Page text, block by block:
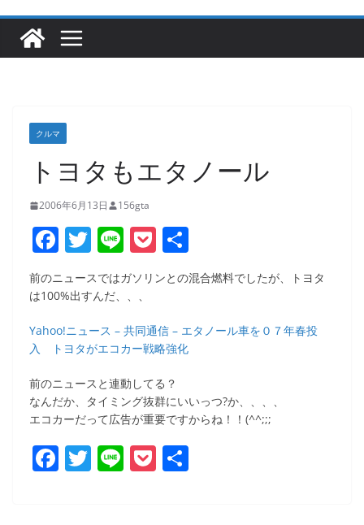
クルマ
トヨタもエタノール
2006年6月13日 156gta
F
a
c
e
b
o
k
T
w
itt
Li
n
e
P
o
ck
et
有
前のニュースではガソリンとの混合燃料でしたが、トヨタ
は100%出すんだ、、、
Yahoo!ニュース – 共同通信 – エタノール車を０７年春投
入 トヨタがエコカー戦略強化
前のニュースと連動してる？
なんだか、タイミング抜群にいいっつ?か、、、、
エコカーだって広告が重要ですからね！！(^^;;;
F T Li P